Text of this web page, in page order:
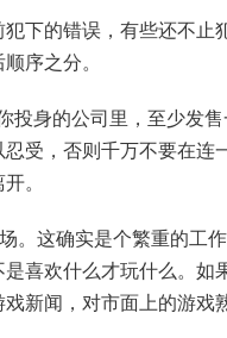
下的错误，有些还不止
序之分。
投身的公司里，至少发
受，否则千万不要在连
。
。这确实是个繁重的工
喜欢什么才玩什么。如
新闻，对市面上的游戏